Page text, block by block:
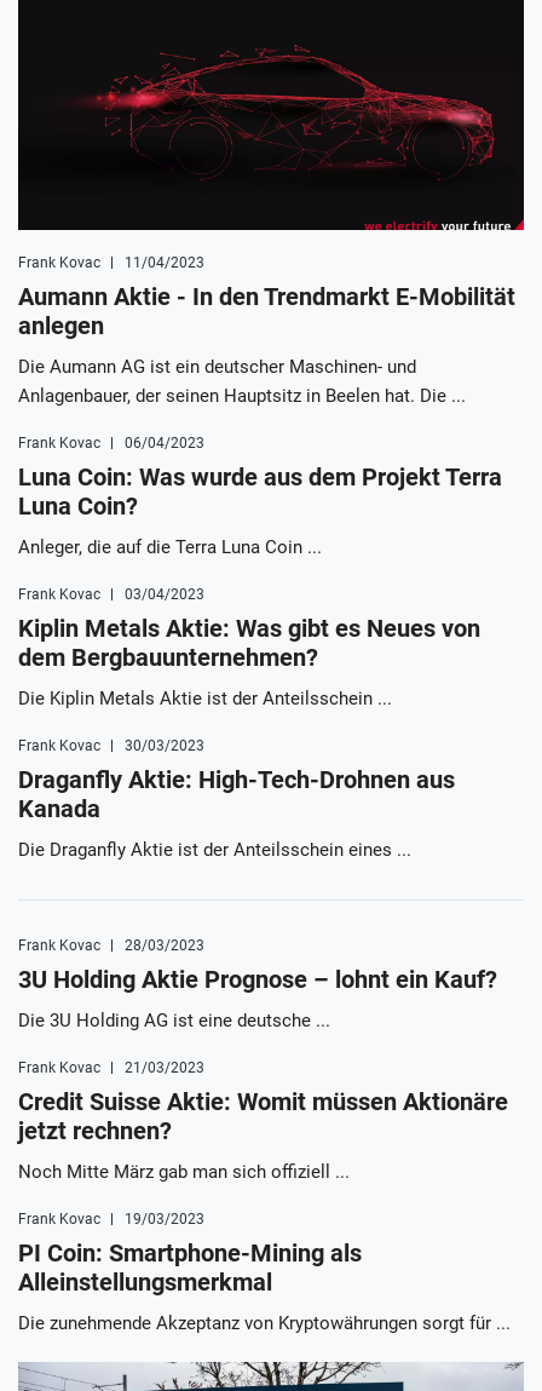
Frank Kovac 11/04/2023
Aumann Aktie - In den Trendmarkt E-Mobilität
anlegen
Die Aumann AG ist ein deutscher Maschinen- und
Anlagenbauer, der seinen Hauptsitz in Beelen hat. Die ...
Frank Kovac 06/04/2023
Luna Coin: Was wurde aus dem Projekt Terra
Luna Coin?
Anleger, die auf die Terra Luna Coin ...
Frank Kovac 03/04/2023
Kiplin Metals Aktie: Was gibt es Neues von
dem Bergbauunternehmen?
Die Kiplin Metals Aktie ist der Anteilsschein ...
Frank Kovac 30/03/2023
Draganfly Aktie: High-Tech-Drohnen aus
Kanada
Die Draganfly Aktie ist der Anteilsschein eines ...
Frank Kovac 28/03/2023
3U Holding Aktie Prognose – lohnt ein Kauf?
Die 3U Holding AG ist eine deutsche ...
Frank Kovac 21/03/2023
Credit Suisse Aktie: Womit müssen Aktionäre
jetzt rechnen?
Noch Mitte März gab man sich offiziell ...
Frank Kovac 19/03/2023
PI Coin: Smartphone-Mining als
Alleinstellungsmerkmal
Die zunehmende Akzeptanz von Kryptowährungen sorgt für ...